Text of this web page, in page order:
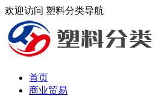
欢迎访问 塑料分类导航
首页
商业贸易